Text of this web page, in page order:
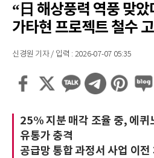
“日 해상풍력 역풍 맞
가타현 프로젝트 철수
신경원 기자 / 입력 : 2026-07-07 05:35
25% 지분 매각 조율 중, 에퀴
유통가 충격
공급망 통합 과정서 사업 이